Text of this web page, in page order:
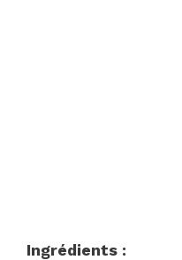
Ingrédients :